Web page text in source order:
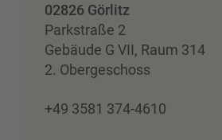
02826 Görlitz
Parkstraße 2
Gebäude G VII, Raum 314
2. Obergeschoss
+49 3581 374-4610